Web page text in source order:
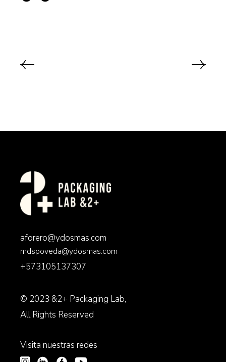
aforero@ydosmas.com
mdspoveda@ydosmas.com
+573105137307
© 2023 &2+ Packaging Lab,
All Rights Reserved
Visita nuestras redes